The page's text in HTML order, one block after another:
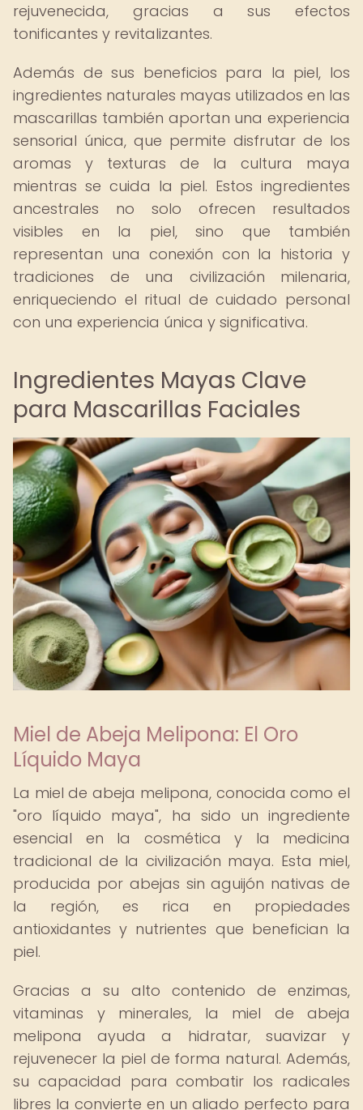
rejuvenecida, gracias a sus efectos
tonificantes y revitalizantes.
Además de sus beneficios para la piel, los
ingredientes naturales mayas utilizados en las
mascarillas también aportan una experiencia
sensorial única, que permite disfrutar de los
aromas y texturas de la cultura maya
mientras se cuida la piel. Estos ingredientes
ancestrales no solo ofrecen resultados
visibles en la piel, sino que también
representan una conexión con la historia y
tradiciones de una civilización milenaria,
enriqueciendo el ritual de cuidado personal
con una experiencia única y significativa.
Ingredientes Mayas Clave
para Mascarillas Faciales
Miel de Abeja Melipona: El Oro
Líquido Maya
La miel de abeja melipona, conocida como el
"oro líquido maya", ha sido un ingrediente
esencial en la cosmética y la medicina
tradicional de la civilización maya. Esta miel,
producida por abejas sin aguijón nativas de
la región, es rica en propiedades
antioxidantes y nutrientes que benefician la
piel.
Gracias a su alto contenido de enzimas,
vitaminas y minerales, la miel de abeja
melipona ayuda a hidratar, suavizar y
rejuvenecer la piel de forma natural. Además,
su capacidad para combatir los radicales
libres la convierte en un aliado perfecto para